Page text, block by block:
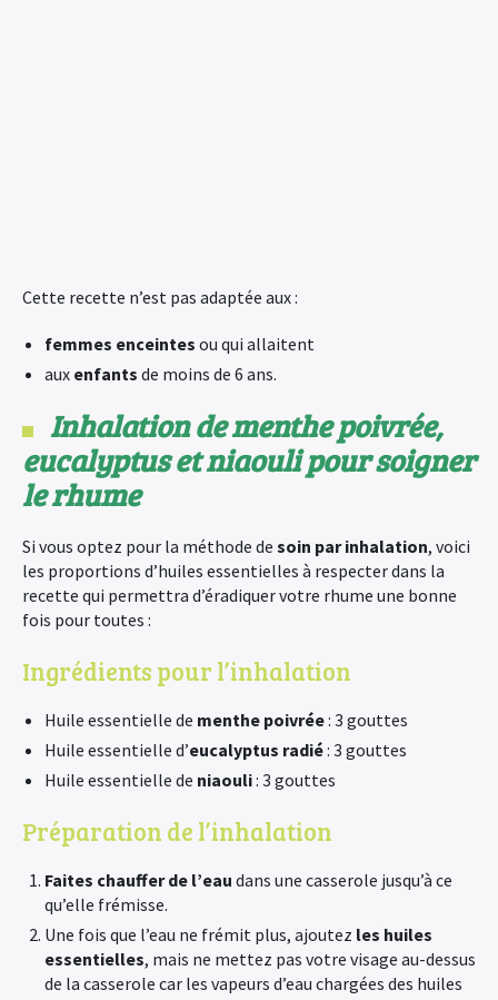
Cette recette n’est pas adaptée aux :
femmes enceintes ou qui allaitent
aux enfants de moins de 6 ans.
Inhalation de menthe poivrée,
eucalyptus et niaouli pour soigner
le rhume
Si vous optez pour la méthode de soin par inhalation, voici
les proportions d’huiles essentielles à respecter dans la
recette qui permettra d’éradiquer votre rhume une bonne
fois pour toutes :
Ingrédients pour l’inhalation
Huile essentielle de menthe poivrée: 3 gouttes
Huile essentielle d’eucalyptus radié: 3 gouttes
Huile essentielle de niaouli: 3 gouttes
Préparation de l’inhalation
Faites chauffer de l’eau dans une casserole jusqu’à ce
qu’elle frémisse.
Une fois que l’eau ne frémit plus, ajoutez les huiles
essentielles, mais ne mettez pas votre visage au-dessus
de la casserole car les vapeurs d’eau chargées des huiles